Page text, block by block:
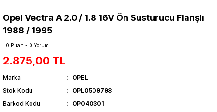
Opel Vectra A 2.0 / 1.8 16V Ön Susturucu Flanşlı
1988 / 1995
0 Puan - 0 Yorum
2.875,00 TL
Marka
OPEL
Stok Kodu
OPL0509798
Barkod Kodu
OP040301